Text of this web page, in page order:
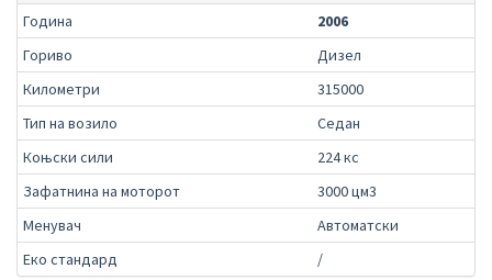
Година
2006
Гориво
Дизел
Километри
315000
Тип на возило
Седан
Коњски сили
224 кс
Зафатнина на моторот
3000 цм3
Менувач
Автоматски
Еко стандард
/